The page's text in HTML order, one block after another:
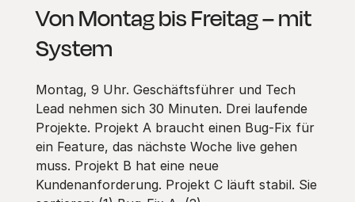
Von Montag bis Freitag – mit
System
Montag, 9 Uhr. Geschäftsführer und Tech
Lead nehmen sich 30 Minuten. Drei laufende
Projekte. Projekt A braucht einen Bug-Fix für
ein Feature, das nächste Woche live gehen
muss. Projekt B hat eine neue
Kundenanforderung. Projekt C läuft stabil. Sie